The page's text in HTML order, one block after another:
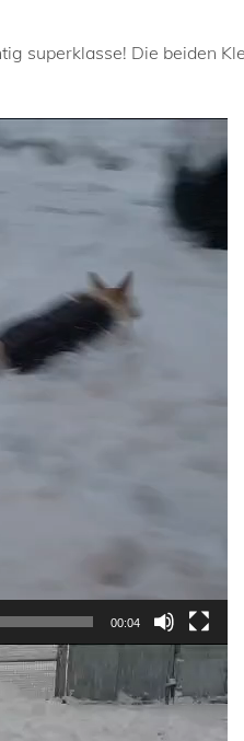
superklasse! Die beiden
00:04